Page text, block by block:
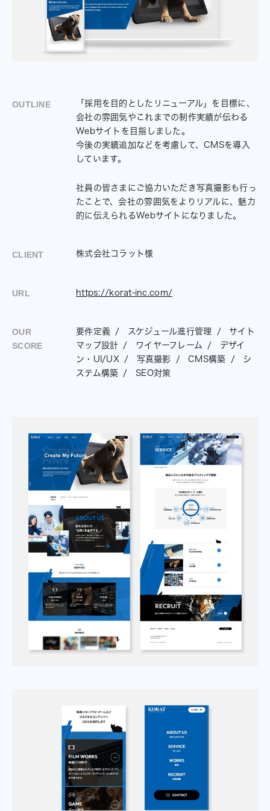
OUTLINE
「採用を目的としたリニューアル」を目標に、
会社の雰囲気やこれまでの制作実績が伝わる
Webサイトを目指しました。
今後の実績追加などを考慮して、CMSを導入
しています。
社員の皆さまにご協力いただき写真撮影も行っ
たことで、会社の雰囲気をよりリアルに、魅力
的に伝えられるWebサイトになりました。
CLIENT 株式会社コラット様
URL https://korat-inc.com/
OUR
SCORE
要件定義 スケジュール進行管理
サイト
マップ設計
ワイヤーフレーム
デザイ
ン・UI/UX
写真撮影 CMS構築
シ
ステム構築
SEO対策